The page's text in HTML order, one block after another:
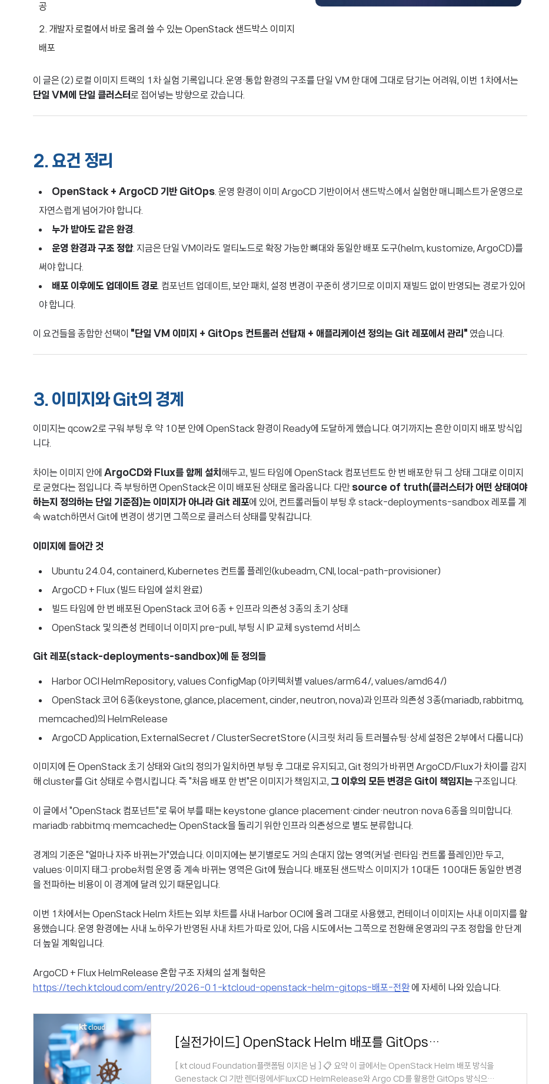
공
개발자 로컬에서 바로 올려 쓸 수 있는 OpenStack 샌드박스 이미지
배포
이 글은 (2) 로컬 이미지 트랙의 1차 실험 기록입니다. 운영·통합 환경의 구조를 단일 VM 한 대에 그대로 담기는 어려워, 이번 1차에서는
단일 VM에 단일 클러스터로 접어넣는 방향으로 갔습니다.
2. 요건 정리
OpenStack + ArgoCD 기반 GitOps. 운영 환경이 이미 ArgoCD 기반이어서 샌드박스에서 실험한 매니페스트가 운영으로
자연스럽게 넘어가야 합니다.
누가 받아도 같은 환경.
운영 환경과 구조 정합. 지금은 단일 VM이라도 멀티노드로 확장 가능한 뼈대와 동일한 배포 도구(helm, kustomize, ArgoCD)를
써야 합니다.
배포 이후에도 업데이트 경로. 컴포넌트 업데이트, 보안 패치, 설정 변경이 꾸준히 생기므로 이미지 재빌드 없이 반영되는 경로가 있어
야 합니다.
이 요건들을 종합한 선택이 "단일 VM 이미지 + GitOps 컨트롤러 선탑재 + 애플리케이션 정의는 Git 레포에서 관리" 였습니다.
3. 이미지와 Git의 경계
이미지는 qcow2로 구워 부팅 후 약 10분 안에 OpenStack 환경이 Ready에 도달하게 했습니다. 여기까지는 흔한 이미지 배포 방식입
니다.
차이는 이미지 안에 ArgoCD와 Flux를 함께 설치 해두고, 빌드 타임에 OpenStack 컴포넌트도 한 번 배포한 뒤 그 상태 그대로 이미지
로 굳혔다는 점입니다. 즉 부팅하면 OpenStack은 이미 배포된 상태로 올라옵니다. 다만 source of truth(클러스터가 어떤 상태여야
하는지 정의하는 단일 기준점)는 이미지가 아니라 Git 레포에 있어, 컨트롤러들이 부팅 후 stack-deployments-sandbox 레포를 계
속 watch하면서 Git에 변경이 생기면 그쪽으로 클러스터 상태를 맞춰갑니다.
이미지에 들어간 것
Ubuntu 24.04, containerd, Kubernetes 컨트롤 플레인(kubeadm, CNI, local-path-provisioner)
ArgoCD + Flux (빌드 타임에 설치 완료)
빌드 타임에 한 번 배포된 OpenStack 코어 6종 + 인프라 의존성 3종의 초기 상태
OpenStack 및 의존성 컨테이너 이미지 pre-pull, 부팅 시 IP 교체 systemd 서비스
Git 레포(stack-deployments-sandbox)에 둔 정의들
Harbor OCI HelmRepository, values ConfigMap (아키텍처별 values/arm64/, values/amd64/)
OpenStack 코어 6종(keystone, glance, placement, cinder, neutron, nova)과 인프라 의존성 3종(mariadb, rabbitmq,
memcached)의 HelmRelease
ArgoCD Application, ExternalSecret / ClusterSecretStore (시크릿 처리 등 트러블슈팅·상세 설정은 2부에서 다룹니다)
이미지에 든 OpenStack 초기 상태와 Git의 정의가 일치하면 부팅 후 그대로 유지되고, Git 정의가 바뀌면 ArgoCD/Flux가 차이를 감지
해 cluster를 Git 상태로 수렴시킵니다. 즉 "처음 배포 한 번"은 이미지가 책임지고, 그 이후의 모든 변경은 Git이 책임지는구조입니다.
이 글에서 "OpenStack 컴포넌트"로 묶어 부를 때는 keystone·glance·placement·cinder·neutron·nova 6종을 의미합니다.
mariadb·rabbitmq·memcached는 OpenStack을 돌리기 위한 인프라 의존성으로 별도 분류합니다.
경계의 기준은 "얼마나 자주 바뀌는가"였습니다. 이미지에는 분기별로도 거의 손대지 않는 영역(커널·런타임·컨트롤 플레인)만 두고,
values·이미지 태그·probe처럼 운영 중 계속 바뀌는 영역은 Git에 뒀습니다. 배포된 샌드박스 이미지가 10대든 100대든 동일한 변경
을 전파하는 비용이 이 경계에 달려 있기 때문입니다.
이번 1차에서는 OpenStack Helm 차트는 외부 차트를 사내 Harbor OCI에 올려 그대로 사용했고, 컨테이너 이미지는 사내 이미지를 활
용했습니다. 운영 환경에는 사내 노하우가 반영된 사내 차트가 따로 있어, 다음 시도에서는 그쪽으로 전환해 운영과의 구조 정합을 한 단계
더 높일 계획입니다.
ArgoCD + Flux HelmRelease 혼합 구조 자체의 설계 철학은
https://tech.ktcloud.com/entry/2026-01-ktcloud-openstack-helm-gitops-배포-전환 에 자세히 나와 있습니다.
[실전가이드] OpenStack Helm 배포를 GitOps로 전환: FluxCD+Argo CD 아키텍처 설계와 운영 전략
[ kt cloud Foundation플랫폼팀 이지은 님 ] 📋 요약 이 글에서는 OpenStack Helm 배포 방식을
Genestack CI 기반 렌더링에서FluxCD HelmRelease와 Argo CD를 활용한 GitOps 방식으로